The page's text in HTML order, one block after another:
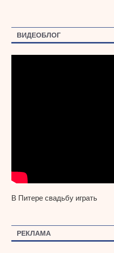
ВИДЕОБЛОГ
В Питере свадьбу играть
РЕКЛАМА